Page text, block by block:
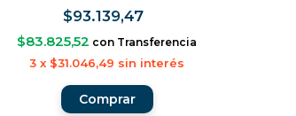
$93.139,47
$83.825,52 con Transferencia
3 x $31.046,49 sin interés